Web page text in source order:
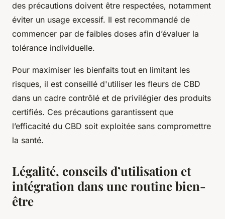
des précautions doivent être respectées, notamment
éviter un usage excessif. Il est recommandé de
commencer par de faibles doses afin d’évaluer la
tolérance individuelle.
Pour maximiser les bienfaits tout en limitant les
risques, il est conseillé d'utiliser les fleurs de CBD
dans un cadre contrôlé et de privilégier des produits
certifiés. Ces précautions garantissent que
l’efficacité du CBD soit exploitée sans compromettre
la santé.
Légalité, conseils d’utilisation et
intégration dans une routine bien-
être